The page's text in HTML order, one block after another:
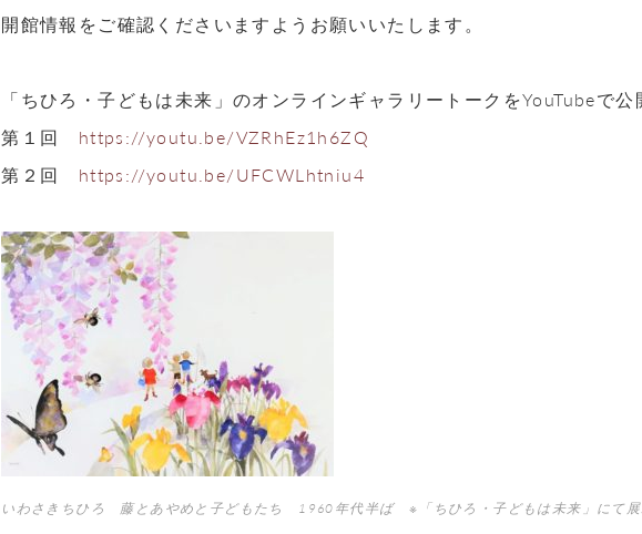
開館情報をご確認くださいますようお願いいたします。
「ちひろ・子どもは未来」のオンラインギャラリートークをYouTubeで公
第１回 https://youtu.be/VZRhEz1h6ZQ
第２回 https://youtu.be/UFCWLhtniu4
いわさきちひろ 藤とあやめと子どもたち 1960年代半ば ※「ちひろ・子どもは未来」にて展